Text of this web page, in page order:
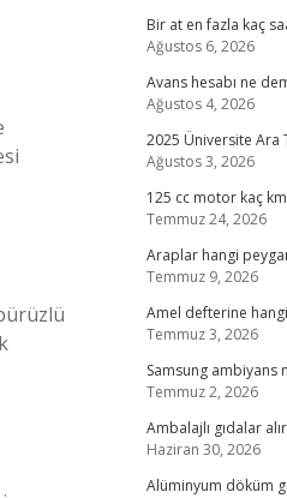
Bir at en fazla kaç
Ağustos 6, 2026
Avans hesabı ne
Ağustos 4, 2026
2025 Üniversite Ara
Ağustos 3, 2026
125 cc motor kaç
Temmuz 24, 2026
Araplar hangi
Temmuz 9, 2026
Amel defterine
Temmuz 3, 2026
Samsung ambiyans
Temmuz 2, 2026
Ambalajlı gıdalar
Haziran 30, 2026
Alüminyum döküm